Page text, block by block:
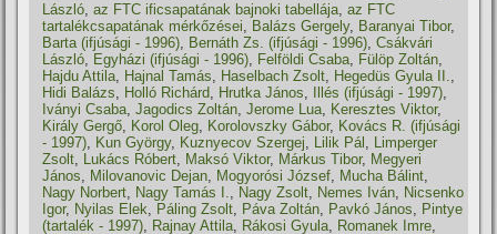
László,az FTC ificsapatának bajnoki tabellája,az FTC
tartalékcsapatának mérkőzései, Balázs Gergely, Baranyai Tibor,
Barta (ifjúsági - 1996), Bernáth Zs. (ifjúsági - 1996),Csákvári
László, Egyházi (ifjúsági - 1996), Felföldi Csaba, Fülöp Zoltán,
Hajdu Attila, Hajnal Tamás, Haselbach Zsolt, Hegedüs Gyula II.,
Hidi Balázs, Holló Richárd, Hrutka János, Illés (ifjúsági - 1997),
Iványi Csaba,Jagodics Zoltán,Jerome Lua, Keresztes Viktor,
Király Gergő, Korol Oleg, Korolovszky Gábor, Kovács R. (ifjúsági
- 1997), Kun György, Kuznyecov Szergej, Lilik Pál , Limperger
Zsolt, Lukács Róbert, Maksó Viktor, Márkus Tibor, Megyeri
János, Milovanovic Dejan, Mogyorósi József, Mucha Bálint,
Nagy Norbert, Nagy Tamás I., Nagy Zsolt, Nemes Iván, Nicsenko
Igor, Nyilas Elek, Páling Zsolt, Páva Zoltán, Pavkó János, Pintye
(tartalék - 1997), Rajnay Attila, Rákosi Gyula, Romanek Imre,